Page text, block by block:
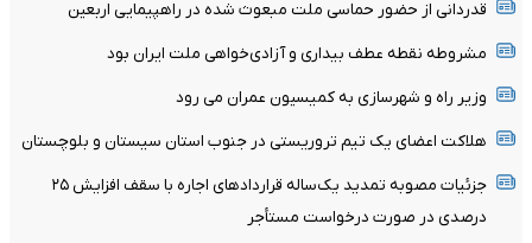
قدردانی از حضور حماسی ملت مبعوث شده در راهپیمایی اربعین
مشروطه نقطه عطف بیداری و آزادی‌خواهی ملت ایران بود
وزیر راه و شهرسازی به کمیسیون عمران می رود
هلاکت اعضای یک تیم تروریستی در جنوب استان سیستان و بلوچستان
جزئیات مصوبه تمدید یک‌ساله قرارداد‌های اجاره با سقف افزایش ۲۵
درصدی در صورت درخواست مستأجر